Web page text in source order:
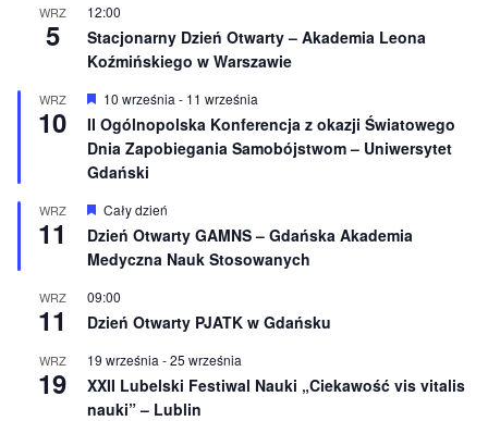
n
e
WRZ
5
12:00
Stacjonarny Dzień Otwarty – Akademia Leona
Koźmińskiego w Warszawie
WRZ
10
W
y
r
ó
ż
n
o
n
e
10 września - 11 września
II Ogólnopolska Konferencja z okazji Światowego
Dnia Zapobiegania Samobójstwom – Uniwersytet
Gdański
WRZ
11
W
y
r
ó
n
o
e
Cały dzień
Dzień Otwarty GAMNS – Gdańska Akademia
Medyczna Nauk Stosowanych
WRZ
11
09:00
Dzień Otwarty PJATK w Gdańsku
WRZ
19
19 września -25 września
XXII Lubelski Festiwal Nauki „Ciekawość vis vitalis
nauki” – Lublin